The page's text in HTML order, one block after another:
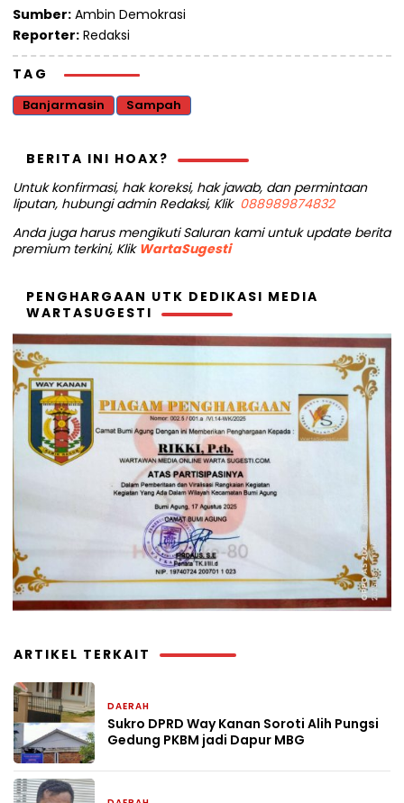
Sumber: Ambin Demokrasi
Reporter: Redaksi
TAG
Banjarmasin Sampah
BERITA INI HOAX?
Untuk konfirmasi, hak koreksi, hak jawab, dan permintaan
liputan, hubungi admin Redaksi, Klik 088989874832
Anda juga harus mengikuti Saluran kami untuk update berita
premium terkini, Klik WartaSugesti
PENGHARGAAN UTK DEDIKASI MEDIA
WARTASUGESTI
ARTIKEL TERKAIT
DAERAH
Sukro DPRD Way Kanan Soroti Alih Pungsi
Gedung PKBM jadi Dapur MBG